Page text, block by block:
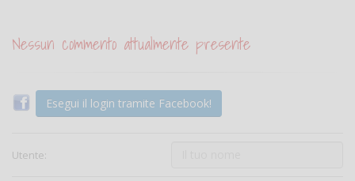
Nessun commento attualmente presente
Esegui il login tramite Facebook!
Utente: